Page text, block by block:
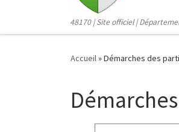
48170 | Site officiel |
Accueil»Démarches des